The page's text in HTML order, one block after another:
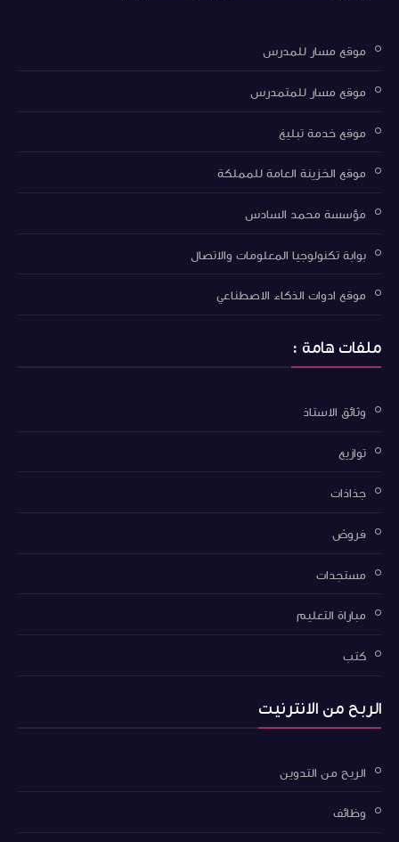
موقع مسار للمدرس
موقع مسار للمتمدرس
موقع خدمة تبليغ
موقع الخزينة العامة للمملكة
مؤسسة محمد السادس
بوابة تكنولوجيا المعلومات والاتصال
موقع ادوات الذكاء الاصطناعي
ملفات هامة :
وثائق الاستاذ
توازيع
جذاذات
فروض
مستجدات
مباراة التعليم
كتب
الربح من الانترنيت
الربح من التدوين
وظائف